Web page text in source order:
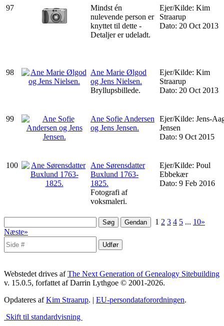
97
Mindst én
nulevende person er
knyttet til dette -
Detaljer er udeladt.
Ejer/Kilde: Kim
Straarup
Dato: 20 Oct 2013
98
Ane Marie Ølgod
og Jens Nielsen.
Bryllupsbillede.
Ejer/Kilde: Kim
Straarup
Dato: 20 Oct 2013
99
Ane Sofie Andersen
og Jens Jensen.
Ejer/Kilde: Jens-
Jensen
Dato: 9 Oct 2015
100
Ane Sørensdatter
Buxlund 1763-
1825.
Fotografi af
voksmaleri.
Ejer/Kilde: Poul
Ebbekær
Dato: 9 Feb 2016
1 2 3 4 5 ... 10»
Næste»
Webstedet drives afThe Next Generation of Genealogy Sitebuilding
v. 15.0.5, forfattet af Darrin Lythgoe © 2001-2026.
Opdateres afKim Straarup. | EU-persondataforordningen.
Skift til standardvisning